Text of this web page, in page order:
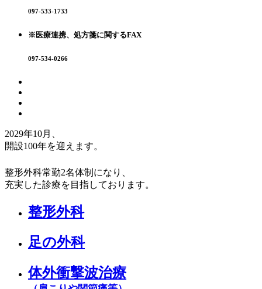
097-533-1733
※医療連携、処方箋に関するFAX
097-534-0266
2029年10月、
開設100年を迎えます。
整形外科常勤2名体制になり、
充実した診療を目指しております。
整形外科
足の外科
体外衝撃波治療